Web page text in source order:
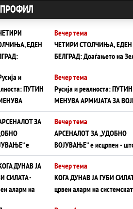
ПРОФИЛ
Вечер тема
ЧЕТИРИ СТОЛЧИЊА, ЕДЕН
БЕЛГРАД: Доаѓањето на
ги открива тајните на
на балансирање на Вучиќ
Вечер тема
Русија и реалноста:
МЕНУВА АРМИЈАТА ЗА
ШТО ОСТАНУВА БЕЗ
Вечер тема
АРСЕНАЛОТ ЗА „УДОБНО
ВОЈУВАЊЕ“ е исцрпен -
Вечер тема
КОГА ДУНАВ ЈА ГУБИ
црвен аларм на
плоча од јужна Германија